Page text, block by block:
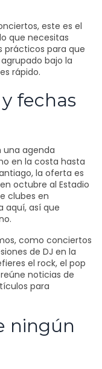
este es el
que necesitas
prácticos para que
bajo la
rápido.
fechas
una agenda
en la costa hasta
la oferta es
octubre al Estadio
clubes en
aquí, así que
como conciertos
de DJ en la
el rock, el pop
noticias de
para
ningún